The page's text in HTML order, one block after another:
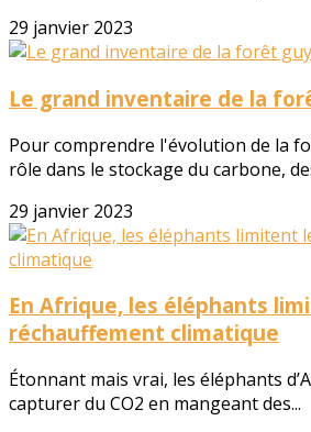
29 janvier 2023
Le grand inventaire de la
Pour comprendre l'évolution de la
rôle dans le stockage du carbone,
29 janvier 2023
En Afrique, les éléphants
réchauffement climatique
Étonnant mais vrai, les éléphants
capturer du CO2 en mangeant des...